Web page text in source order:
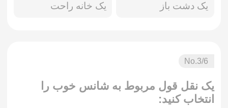
یک دشت باز یک خانه راحت
No.3/6
یک نقل قول مربوط به شانس خوب را
انتخاب کنید: